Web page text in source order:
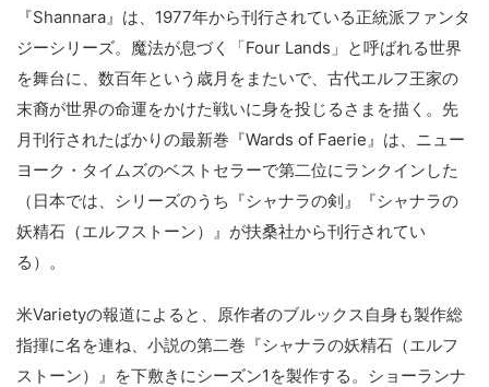
『Shannara』は、1977年から刊行されている正統派ファンタ
ジーシリーズ。魔法が息づく「Four Lands」と呼ばれる世界
を舞台に、数百年という歳月をまたいで、古代エルフ王家の
末裔が世界の命運をかけた戦いに身を投じるさまを描く。先
月刊行されたばかりの最新巻『Wards of Faerie』は、ニュー
ヨーク・タイムズのベストセラーで第二位にランクインした
（日本では、シリーズのうち『シャナラの剣』『シャナラの
妖精石（エルフストーン）』が扶桑社から刊行されてい
る）。
米Varietyの報道によると、原作者のブルックス自身も製作総
指揮に名を連ね、小説の第二巻『シャナラの妖精石（エルフ
ストーン）』を下敷きにシーズン1を製作する。ショーランナ